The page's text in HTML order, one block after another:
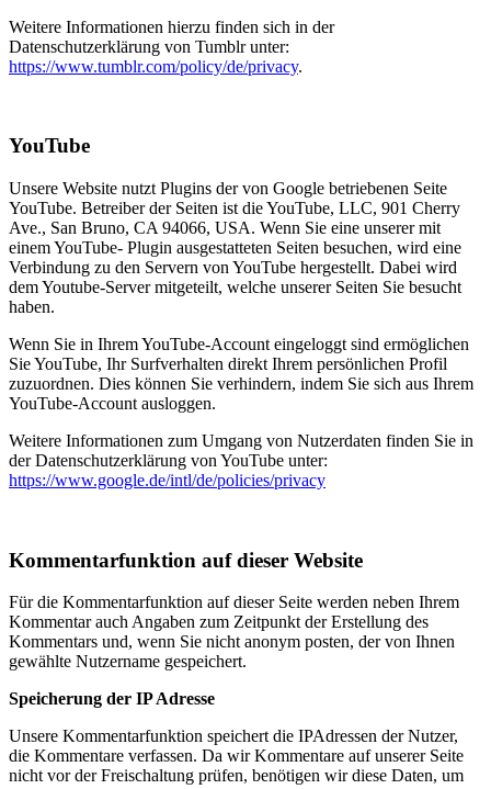
Weitere Informationen hierzu finden sich in der
Datenschutzerklärung von Tumblr unter:
https://www.tumblr.com/policy/de/privacy.
YouTube
Unsere Website nutzt Plugins der von Google betriebenen Seite
YouTube. Betreiber der Seiten ist die YouTube, LLC, 901 Cherry
Ave., San Bruno, CA 94066, USA. Wenn Sie eine unserer mit
einem YouTube- Plugin ausgestatteten Seiten besuchen, wird eine
Verbindung zu den Servern von YouTube hergestellt. Dabei wird
dem Youtube-Server mitgeteilt, welche unserer Seiten Sie besucht
haben.
Wenn Sie in Ihrem YouTube-Account eingeloggt sind ermöglichen
Sie YouTube, Ihr Surfverhalten direkt Ihrem persönlichen Profil
zuzuordnen. Dies können Sie verhindern, indem Sie sich aus Ihrem
YouTube-Account ausloggen.
Weitere Informationen zum Umgang von Nutzerdaten finden Sie in
der Datenschutzerklärung von YouTube unter:
https://www.google.de/intl/de/policies/privacy
Kommentarfunktion auf dieser Website
Für die Kommentarfunktion auf dieser Seite werden neben Ihrem
Kommentar auch Angaben zum Zeitpunkt der Erstellung des
Kommentars und, wenn Sie nicht anonym posten, der von Ihnen
gewählte Nutzername gespeichert.
Speicherung der IP Adresse
Unsere Kommentarfunktion speichert die IPAdressen der Nutzer,
die Kommentare verfassen. Da wir Kommentare auf unserer Seite
nicht vor der Freischaltung prüfen, benötigen wir diese Daten, um